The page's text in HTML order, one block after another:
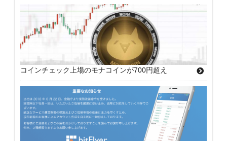
コインチェック上場のモナコインが700円超え